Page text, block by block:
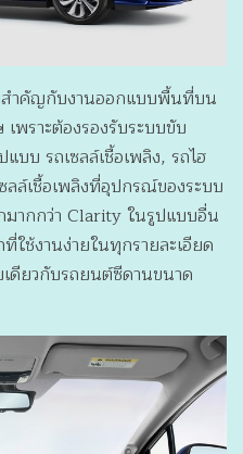
สำคัญกับงานออกแบบพื้นที่บน
พราะต้องรองรับระบบขับ
บบ รถเซลล์เชื้อเพลิง, รถไฮ
ลล์เชื้อเพลิงที่อุปกรณ์ของระบบ
ากกว่า Clarity ในรูปแบบอื่น
ช้งานง่ายในทุกรายละเอียด
เดียวกับรถยนต์ซีดานขนาด